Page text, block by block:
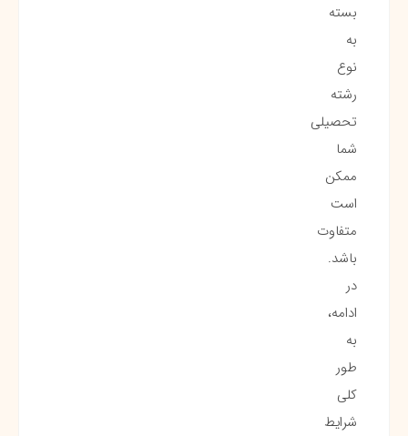
بسته
به
نوع
رشته
تحصیلی
شما
ممکن
است
متفاوت
باشد.
در
ادامه،
به
طور
کلی
شرایط